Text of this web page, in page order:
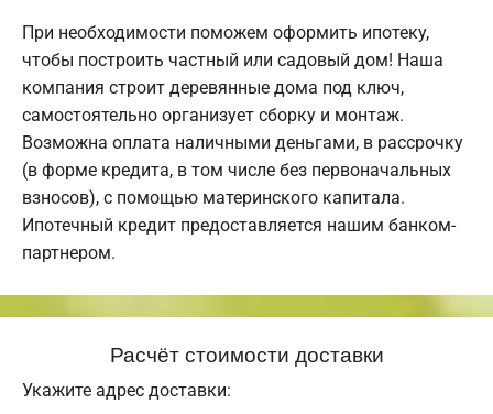
При необходимости поможем оформить ипотеку,
чтобы построить частный или садовый дом! Наша
компания строит деревянные дома под ключ,
самостоятельно организует сборку и монтаж.
Возможна оплата наличными деньгами, в рассрочку
(в форме кредита, в том числе без первоначальных
взносов), с помощью материнского капитала.
Ипотечный кредит предоставляется нашим банком-
партнером.
Расчёт стоимости доставки
Укажите адрес доставки: